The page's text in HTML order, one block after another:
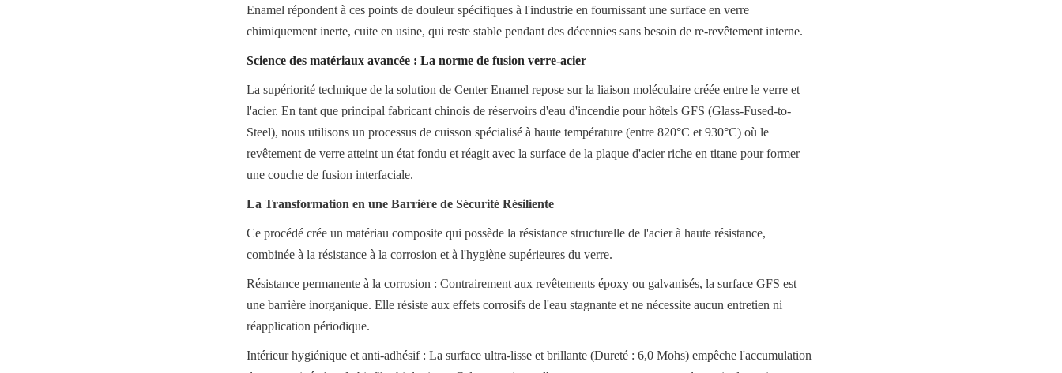
Enamel répondent à ces points de douleur spécifiques à l'industrie en fournissant une surface en verre
chimiquement inerte, cuite en usine, qui reste stable pendant des décennies sans besoin de re-revêtement interne.
Science des matériaux avancée : La norme de fusion verre-acier
La supériorité technique de la solution de Center Enamel repose sur la liaison moléculaire créée entre le verre et
l'acier. En tant que principal fabricant chinois de réservoirs d'eau d'incendie pour hôtels GFS (Glass-Fused-to-
Steel), nous utilisons un processus de cuisson spécialisé à haute température (entre 820°C et 930°C) où le
revêtement de verre atteint un état fondu et réagit avec la surface de la plaque d'acier riche en titane pour former
une couche de fusion interfaciale.
La Transformation en une Barrière de Sécurité Résiliente
Ce procédé crée un matériau composite qui possède la résistance structurelle de l'acier à haute résistance,
combinée à la résistance à la corrosion et à l'hygiène supérieures du verre.
Résistance permanente à la corrosion : Contrairement aux revêtements époxy ou galvanisés, la surface GFS est
une barrière inorganique. Elle résiste aux effets corrosifs de l'eau stagnante et ne nécessite aucun entretien ni
réapplication périodique.
Intérieur hygiénique et anti-adhésif : La surface ultra-lisse et brillante (Dureté : 6,0 Mohs) empêche l'accumulation